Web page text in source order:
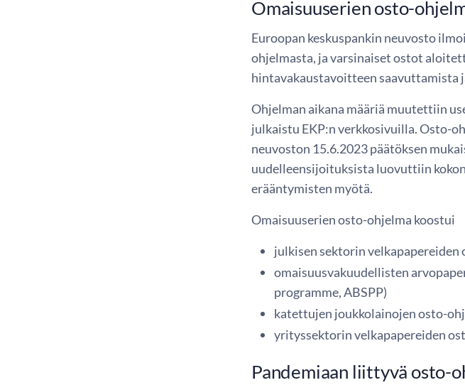
Omaisuuserien osto-
Euroopan keskuspankin neuvosto
ohjelmasta, ja varsinaiset ostot
hintavakaustavoitteen saavuttamista
Ohjelman aikana määriä muutettiin
julkaistu EKP:n verkkosivuilla. Osto-
neuvoston 15.6.2023 päätöksen
uudelleensijoituksista luovuttiin
erääntymisten myötä.
Omaisuuserien osto-ohjelma koostui
julkisen sektorin velkapapereiden
omaisuusvakuudellisten
programme, ABSPP)
katettujen joukkolainojen osto-
yrityssektorin velkapapereiden
Pandemiaan liittyvä osto-